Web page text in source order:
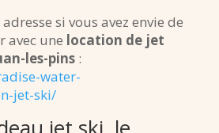
si vous avez envie de
avec une location de jet
les-pins:
water-
jet-ski/
jet ski, le